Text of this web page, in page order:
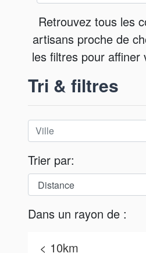
Retrouvez tous les
artisans proche de
les filtres pour affiner
Tri & filtres
Trier par:
Dans un rayon de :
< 10km